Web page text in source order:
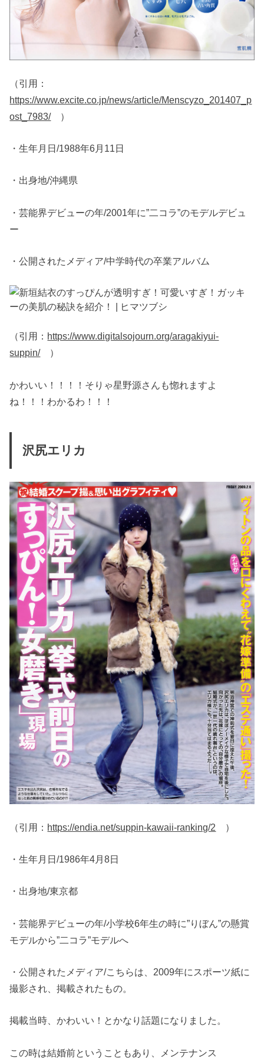
（引用：
https://www.excite.co.jp/news/article/Menscyzo_201407_p
ost_7983/）
・生年月日/1988年6月11日
・出身地/沖縄県
・芸能界デビューの年/2001年に”二コラ”のモデルデビュ
ー
・公開されたメディア/中学時代の卒業アルバム
（引用： https://www.digitalsojourn.org/aragakiyui-
suppin/）
かわいい！！！！そりゃ星野源さんも惚れますよ
ね！！！わかるわ！！！
沢尻エリカ
（引用： https://endia.net/suppin-kawaii-ranking/2 ）
・生年月日/1986年4月8日
・出身地/東京都
・芸能界デビューの年/小学校6年生の時に”りぼん”の懸賞
モデルから”二コラ”モデルへ
・公開されたメディア/こちらは、2009年にスポーツ紙に
撮影され、掲載されたもの。
掲載当時、かわいい！とかなり話題になりました。
この時は結婚前ということもあり、メンテナンス